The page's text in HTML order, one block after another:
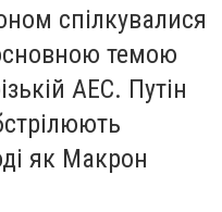
спілкувалися
темою
АЕС. Путін
як Макрон